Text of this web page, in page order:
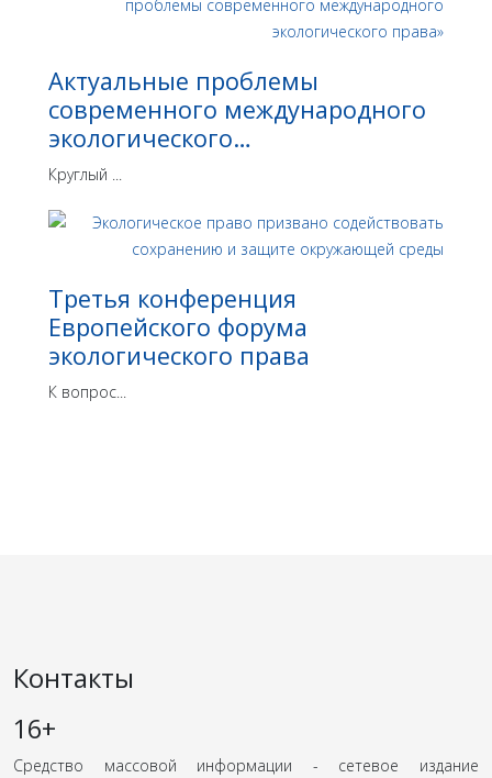
Актуальные проблемы
современного международного
экологического…
Круглый ...
Третья конференция
Европейского форума
экологического права
К вопрос...
Контакты
16+
Средство массовой информации - сетевое издание